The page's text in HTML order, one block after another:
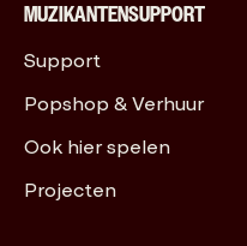
MUZIKANTENSUPPORT
Support
Popshop & Verhuur
Ook hier spelen
Projecten